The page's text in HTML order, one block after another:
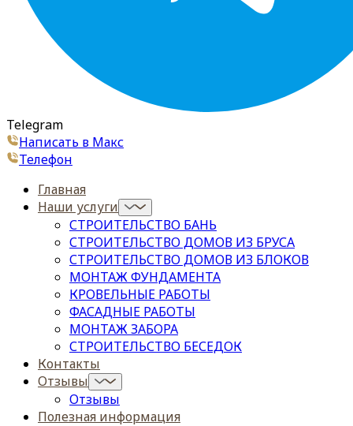
Telegram
Написать в Макс
Телефон
Главная
Наши услуги
СТРОИТЕЛЬСТВО БАНЬ
СТРОИТЕЛЬСТВО ДОМОВ ИЗ БРУСА
СТРОИТЕЛЬСТВО ДОМОВ ИЗ БЛОКОВ
МОНТАЖ ФУНДАМЕНТА
КРОВЕЛЬНЫЕ РАБОТЫ
ФАСАДНЫЕ РАБОТЫ
МОНТАЖ ЗАБОРА
СТРОИТЕЛЬСТВО БЕСЕДОК
Контакты
Отзывы
Отзывы
Полезная информация